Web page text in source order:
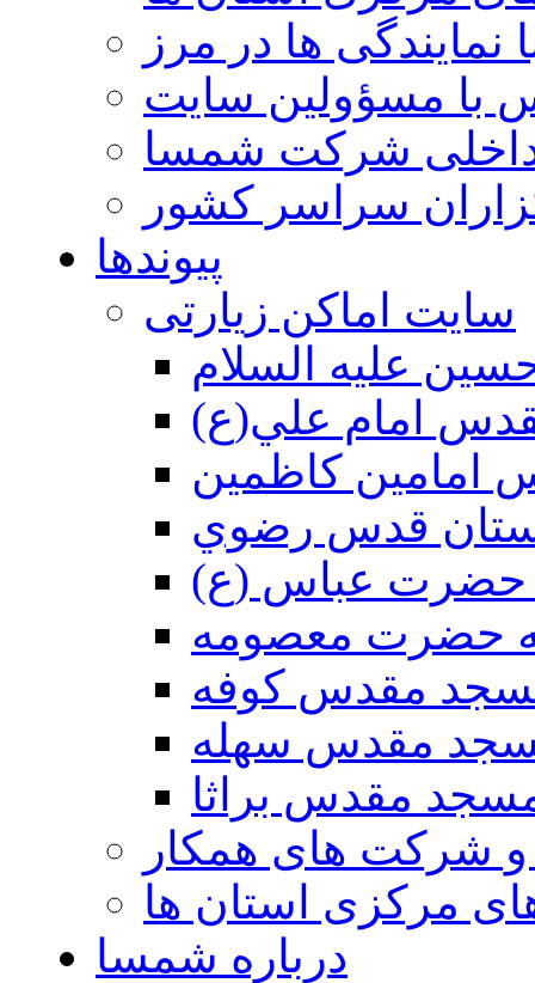
نمایندگی ها در مرز
با مسؤولین سایت
شرکت شمسا
سراسر کشور
پیوندها
سایت اماکن زیارتی
عليه السلام
امام علي(ع)
امامين كاظمين
قدس رضوي
حضرت عباس (ع)
حضرت معصومه
مقدس كوفه
مقدس سهله
مقدس براثا
و شرکت های همکار
مرکزی استان ها
درباره شمسا